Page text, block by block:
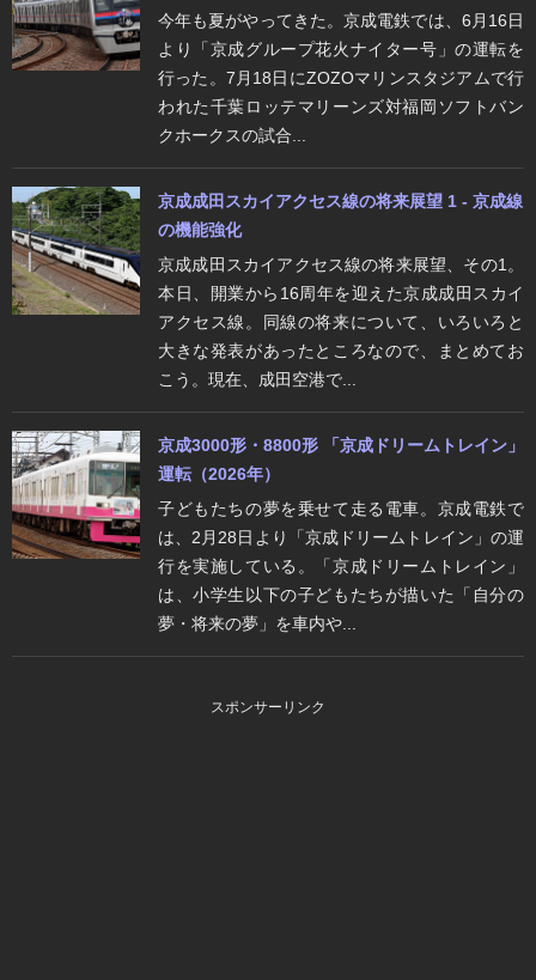
今年も夏がやってきた。京成電鉄では、6月16日
より「京成グループ花火ナイター号」の運転を
行った。7月18日にZOZOマリンスタジアムで行
われた千葉ロッテマリーンズ対福岡ソフトバン
クホークスの試合...
京成成田スカイアクセス線の将来展望 1 - 京成線
の機能強化
京成成田スカイアクセス線の将来展望、その1。
本日、開業から16周年を迎えた京成成田スカイ
アクセス線。同線の将来について、いろいろと
大きな発表があったところなので、まとめてお
こう。現在、成田空港で...
京成3000形・8800形 「京成ドリームトレイン」
運転（2026年）
子どもたちの夢を乗せて走る電車。京成電鉄で
は、2月28日より「京成ドリームトレイン」の運
行を実施している。「京成ドリームトレイン」
は、小学生以下の子どもたちが描いた「自分の
夢・将来の夢」を車内や...
スポンサーリンク